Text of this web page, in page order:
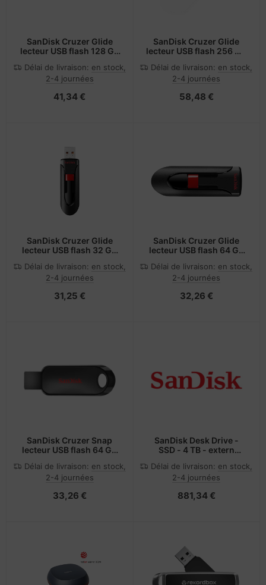
SanDisk Cruzer Glide
lecteur USB flash 128 Go
Rouge
Délai de livraison: en stock,
2-4 journées
41,34 €
SanDisk Cruzer Glide
lecteur USB flash 256 Go
Rouge
Délai de livraison: en stock,
2-4 journées
58,48 €
SanDisk Cruzer Glide
lecteur USB flash 32 Go
Rouge
Délai de livraison: en stock,
2-4 journées
31,25 €
SanDisk Cruzer Glide
lecteur USB flash 64 Go
Rouge
Délai de livraison: en stock,
2-4 journées
32,26 €
SanDisk Cruzer Snap
lecteur USB flash 64 Go
Délai de livraison: en stock,
2-4 journées
33,26 €
SanDisk Desk Drive -
SSD - 4 TB - extern
Délai de livraison: en stock,
2-4 journées
881,34 €